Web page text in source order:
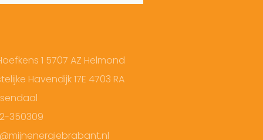
1 5707 AZ Helmond
Havendijk 17E 4703 RA
350309